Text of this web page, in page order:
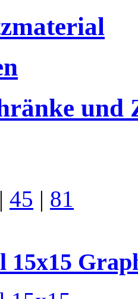
und
| 45 | 81
15x15